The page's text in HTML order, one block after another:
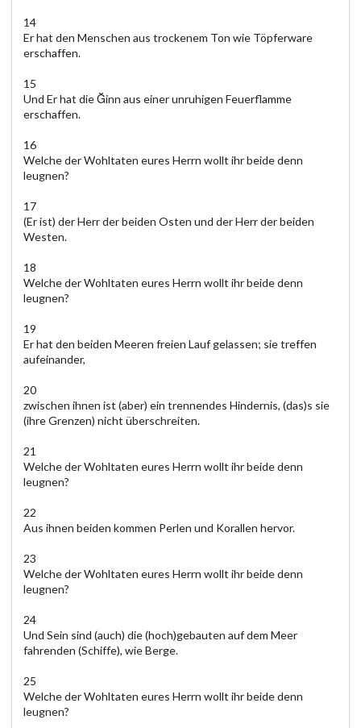
14
Er hat den Menschen aus trockenem Ton wie Töpferware
erschaffen.
15
Und Er hat die Ğinn aus einer unruhigen Feuerflamme
erschaffen.
16
Welche der Wohltaten eures Herrn wollt ihr beide denn
leugnen?
17
(Er ist) der Herr der beiden Osten und der Herr der beiden
Westen.
18
Welche der Wohltaten eures Herrn wollt ihr beide denn
leugnen?
19
Er hat den beiden Meeren freien Lauf gelassen; sie treffen
aufeinander,
20
zwischen ihnen ist (aber) ein trennendes Hindernis, (das)s sie
(ihre Grenzen) nicht überschreiten.
21
Welche der Wohltaten eures Herrn wollt ihr beide denn
leugnen?
22
Aus ihnen beiden kommen Perlen und Korallen hervor.
23
Welche der Wohltaten eures Herrn wollt ihr beide denn
leugnen?
24
Und Sein sind (auch) die (hoch)gebauten auf dem Meer
fahrenden (Schiffe), wie Berge.
25
Welche der Wohltaten eures Herrn wollt ihr beide denn
leugnen?